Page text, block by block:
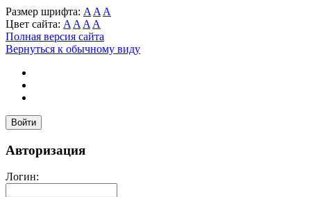
Размер шрифта: A A A
Цвет сайта: A A A A
Полная версия сайта
Вернуться к обычному виду
Войти
Авторизация
Логин: